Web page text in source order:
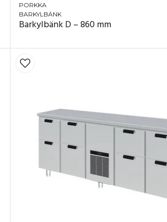
PORKKA
BARKYLBÄNK
Barkylbänk D – 860 mm